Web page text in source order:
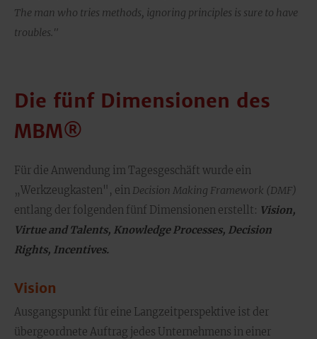
The man who tries methods, ignoring principles is sure to have
troubles."
Die fünf Dimensionen des
MBM®
Für die Anwendung im Tagesgeschäft wurde ein
„Werkzeugkasten", ein Decision Making Framework (DMF)
entlang der folgenden fünf Dimensionen erstellt: Vision,
Virtue and Talents, Knowledge Processes, Decision
Rights, Incentives.
Vision
Ausgangspunkt für eine Langzeitperspektive ist der
übergeordnete Auftrag jedes Unternehmens in einer